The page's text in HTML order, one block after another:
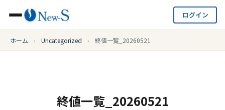
ログイン
ホーム › Uncategorized › 終値一覧_20260521
終値一覧_20260521